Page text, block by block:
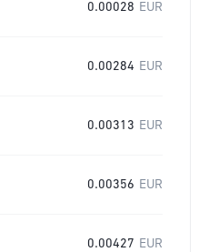
0.00028 EUR
0.00284 EUR
0.00313 EUR
0.00356 EUR
0.00427 EUR